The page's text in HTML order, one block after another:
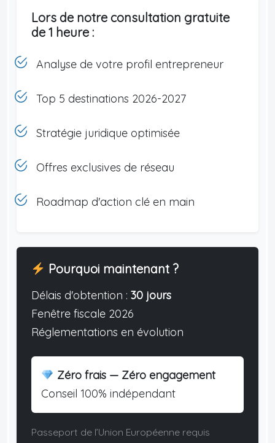
Lors de notre consultation gratuite
de 1 heure :
Analyse de votre profil entrepreneur
Top 5 destinations 2026-2027
Stratégie juridique optimisée
Offres exclusives de réseau
Roadmap d'action clé en main
Pourquoi maintenant ?
Délais d'obtention : 30 jours
Fenêtre fiscale 2026
Réglementations en évolution
Zéro frais — Zéro engagement
Conseil 100% indépendant
Passeport de l’Union Européenne requis